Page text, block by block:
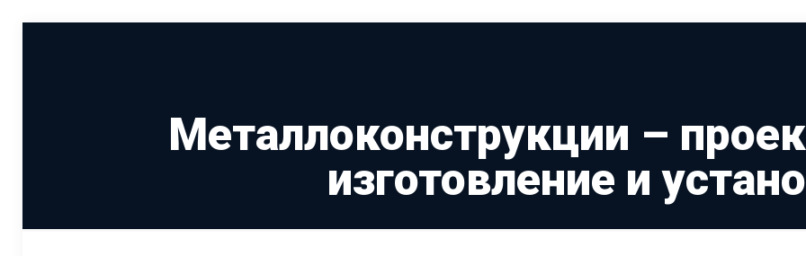
Металлоконструкции –
изготовление и